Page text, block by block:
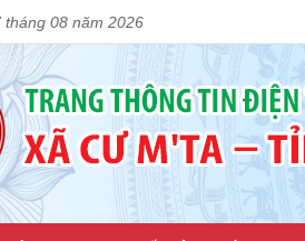
tháng 08 năm 2026